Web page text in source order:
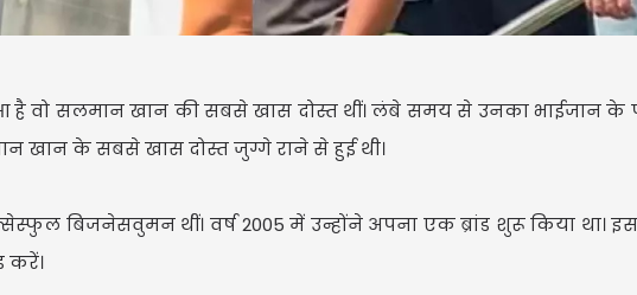
वो सलमान खान की सबसे खास दोस्त थीं। लंबे समय से उनका भाईजान के
खान के सबसे खास दोस्त जुग्गे राने से हुई थी।
बिजनेसवुमन थीं। वर्ष 2005 में उन्होंने अपना एक ब्रांड शुरू किया था।
करें।